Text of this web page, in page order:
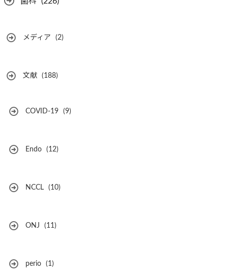
メディア (2)
文献 (188)
COVID-19 (9)
Endo (12)
NCCL (10)
ONJ (11)
perio (1)